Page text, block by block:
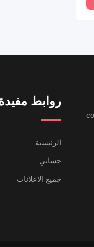
روابط
الرئيسية
حسابي
جميع الاعلانات